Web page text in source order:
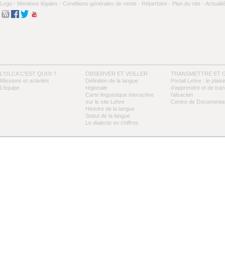
Logo - Mentions légales - Conditions générales de vente - Répertoire - Plan du site -
L'OLCA C'EST QUOI ?
Missions et activités
L’équipe
OBSERVER ET VEILLER
Définition de la langue
régionale
Carte linguistique interactive
sur le site Lehre
Histoire de la langue
Statut de la langue
Le dialecte en chiffres
TRANSMETTRE ET
Portail Lehre : le plaisir
d’apprendre et de
l’alsacien
Centre de